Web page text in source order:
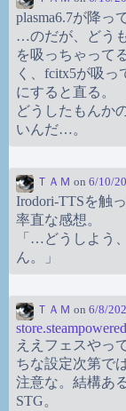
plasma6.7が降っ
…のだが、どう
を吸っちゃって
く、fcitx5が吸
にすると直る。
どうしたもんか
いんだ…。
ＴＡＭ on 6/10/
Irodori-TTSを触
率直な感想。
「…どうしよう
ん。」
ＴＡＭ on 6/8/
ええフェスやっ
ちな設定次第で
注意な。結構あ
STG。